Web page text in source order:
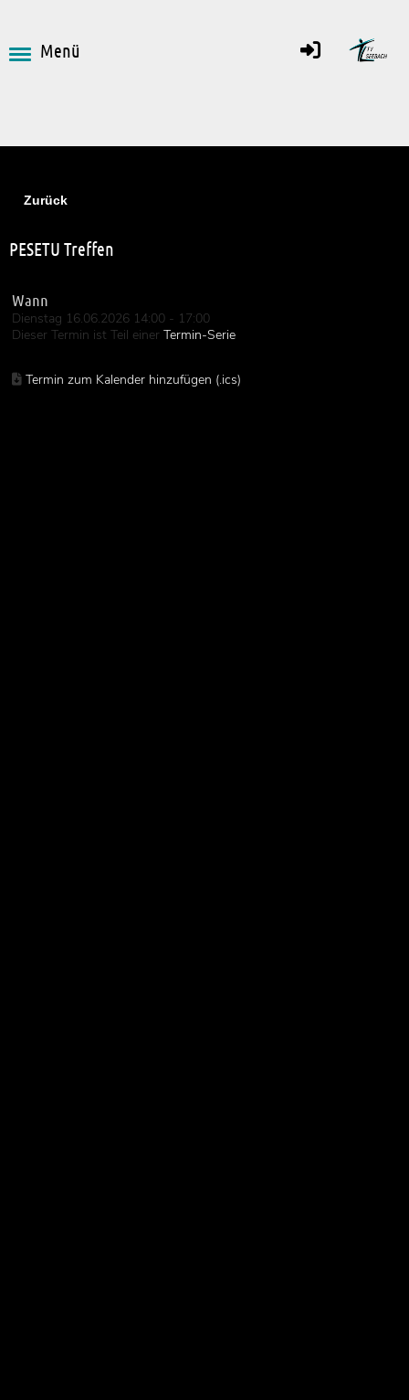
Menü
Zurück
PESETU Treffen
Wann
Dienstag 16.06.2026 14:00 - 17:00
Dieser Termin ist Teil einer Termin-Serie
Termin zum Kalender hinzufügen (.ics)